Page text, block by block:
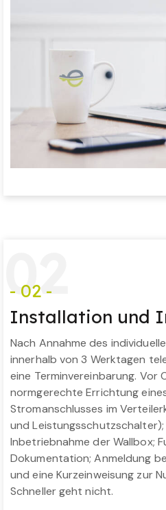
02
- 02 -
Installation und
Nach Annahme des
innerhalb von 3 Werktagen
eine Terminvereinbarung. Vor
normgerechte Errichtung
Stromanschlusses im
und
Inbetriebnahme der Wallbox;
Dokumentation; Anmeldung
und eine Kurzeinweisung zur
Schneller geht nicht.